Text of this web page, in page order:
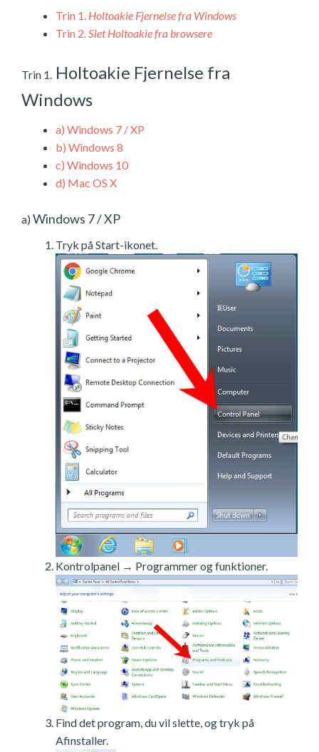
Trin 1. Holtoakie Fjernelse fra Windows
Trin 2.Slet Holtoakie fra browsere
Trin 1. Holtoakie Fjernelse fra
Windows
a) Windows 7 / XP
b) Windows 8
c) Windows 10
d) Mac OS X
a) Windows 7 / XP
Tryk på Start-ikonet.
Kontrolpanel → Programmer og funktioner.
Find det program, du vil slette, og tryk på
Afinstaller.